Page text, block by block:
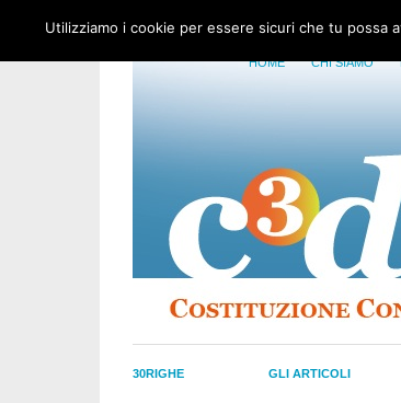
HOME CHI SIAMO
30RIGHE GLI ARTICOLI
Utilizziamo i cookie per essere sicuri che tu possa